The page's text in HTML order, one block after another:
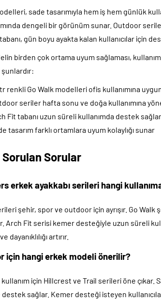
sade tasarımıyla hem iş hem günlük
dengeli bir görünüm sunar. Outdoor
gün boyu ayakta kalan kullanıcılar için
birden çok ortama uyum sağlaması,
şunlardır:
renkli Go Walk modelleri ofis kullanımına
seriler hafta sonu ve doğa kullanımına
Fit tabanı uzun süreli kullanımda destek sağlar
tasarım farklı ortamlara uyum kolaylığı sunar
Sorulan Sorular
erkek ayakkabı serileri hangi
şehir, spor ve outdoor için ayrışır. Go Walk
Arch Fit serisi kemer desteğiyle uzun süreli
dayanıklılığı artırır.
için hangi erkek modeli önerilir?
için Hillcrest ve Trail serileri öne çıkar.
sağlar. Kemer desteği isteyen